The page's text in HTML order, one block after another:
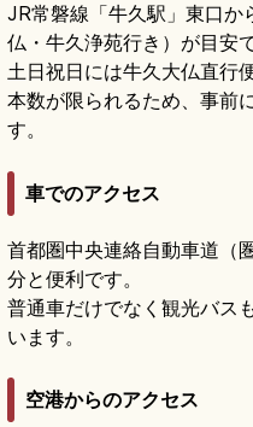
JR常磐線「牛久駅」東口
仏・牛久浄苑行き）が目安で
土日祝日には牛久大仏直行
本数が限られるため、事前
す。
車でのアクセス
首都圏中央連絡自動車道（
分と便利です。
普通車だけでなく観光バス
います。
空港からのアクセス